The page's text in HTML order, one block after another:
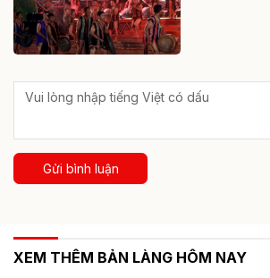
Gửi bình luận
XEM THÊM BẢN LÀNG HÔM NAY